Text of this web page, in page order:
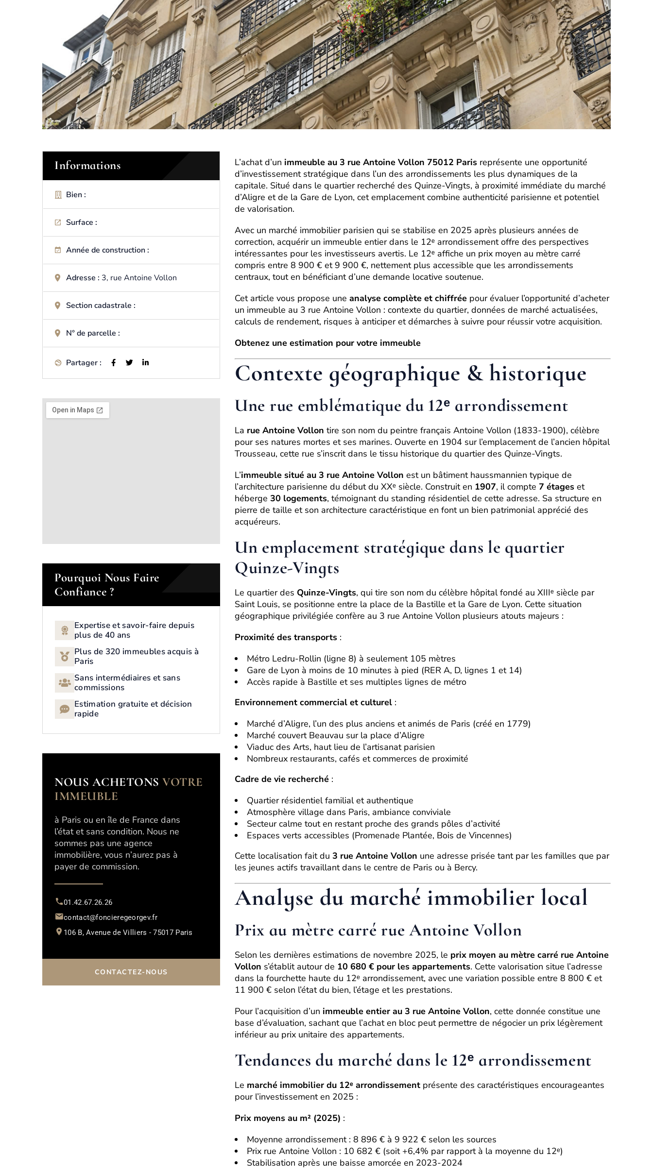
Informations
Bien :
Surface :
Année de construction :
Adresse : 3, rue Antoine Vollon
Section cadastrale :
N° de parcelle :
Partager :
Pourquoi Nous Faire
Confiance ?
Expertise et savoir-faire depuis
plus de 40 ans
Plus de 320 immeubles acquis à
Paris
Sans intermédiaires et sans
commissions
Estimation gratuite et décision
rapide
NOUS ACHETONS VOTRE
IMMEUBLE
à Paris ou en île de France dans
l’état et sans condition. Nous ne
sommes pas une agence
immobilière, vous n’aurez pas à
payer de commission.
01.42.67.26.26
contact@foncieregeorgev.fr
106 B, Avenue de Villiers - 75017 Paris
CONTACTEZ-NOUS
L’achat d’un immeuble au 3 rue Antoine Vollon 75012 Paris représente une opportunité
d’investissement stratégique dans l’un des arrondissements les plus dynamiques de la
capitale. Situé dans le quartier recherché des Quinze-Vingts, à proximité immédiate du marché
d’Aligre et de la Gare de Lyon, cet emplacement combine authenticité parisienne et potentiel
de valorisation.
Avec un marché immobilier parisien qui se stabilise en 2025 après plusieurs années de
correction, acquérir un immeuble entier dans le 12ᵉ arrondissement offre des perspectives
intéressantes pour les investisseurs avertis. Le 12ᵉ affiche un prix moyen au mètre carré
compris entre 8 900 € et 9 900 €, nettement plus accessible que les arrondissements
centraux, tout en bénéficiant d’une demande locative soutenue.
Cet article vous propose une analyse complète et chiffrée pour évaluer l’opportunité d’acheter
un immeuble au 3 rue Antoine Vollon : contexte du quartier, données de marché actualisées,
calculs de rendement, risques à anticiper et démarches à suivre pour réussir votre acquisition.
Obtenez une estimation pour votre immeuble
Contexte géographique & historique
Une rue emblématique du 12ᵉ arrondissement
La rue Antoine Vollon tire son nom du peintre français Antoine Vollon (1833-1900), célèbre
pour ses natures mortes et ses marines. Ouverte en 1904 sur l’emplacement de l’ancien hôpital
Trousseau, cette rue s’inscrit dans le tissu historique du quartier des Quinze-Vingts.
L’immeuble situé au 3 rue Antoine Vollon est un bâtiment haussmannien typique de
l’architecture parisienne du début du XXᵉ siècle. Construit en 1907, il compte 7 étages et
héberge 30 logements, témoignant du standing résidentiel de cette adresse. Sa structure en
pierre de taille et son architecture caractéristique en font un bien patrimonial apprécié des
acquéreurs.
Un emplacement stratégique dans le quartier
Quinze-Vingts
Le quartier des Quinze-Vingts, qui tire son nom du célèbre hôpital fondé au XIIIᵉ siècle par
Saint Louis, se positionne entre la place de la Bastille et la Gare de Lyon. Cette situation
géographique privilégiée confère au 3 rue Antoine Vollon plusieurs atouts majeurs :
Proximité des transports :
Métro Ledru-Rollin (ligne 8) à seulement 105 mètres
Gare de Lyon à moins de 10 minutes à pied (RER A, D, lignes 1 et 14)
Accès rapide à Bastille et ses multiples lignes de métro
Environnement commercial et culturel :
Marché d’Aligre, l’un des plus anciens et animés de Paris (créé en 1779)
Marché couvert Beauvau sur la place d’Aligre
Viaduc des Arts, haut lieu de l’artisanat parisien
Nombreux restaurants, cafés et commerces de proximité
Cadre de vie recherché :
Quartier résidentiel familial et authentique
Atmosphère village dans Paris, ambiance conviviale
Secteur calme tout en restant proche des grands pôles d’activité
Espaces verts accessibles (Promenade Plantée, Bois de Vincennes)
Cette localisation fait du 3 rue Antoine Vollon une adresse prisée tant par les familles que par
les jeunes actifs travaillant dans le centre de Paris ou à Bercy.
Analyse du marché immobilier local
Prix au mètre carré rue Antoine Vollon
Selon les dernières estimations de novembre 2025, le prix moyen au mètre carré rue Antoine
Vollon s’établit autour de 10 680 € pour les appartements. Cette valorisation situe l’adresse
dans la fourchette haute du 12ᵉ arrondissement, avec une variation possible entre 8 800 € et
11 900 € selon l’état du bien, l’étage et les prestations.
Pour l’acquisition d’un immeuble entier au 3 rue Antoine Vollon, cette donnée constitue une
base d’évaluation, sachant que l’achat en bloc peut permettre de négocier un prix légèrement
inférieur au prix unitaire des appartements.
Tendances du marché dans le 12ᵉ arrondissement
Le marché immobilier du 12ᵉ arrondissement présente des caractéristiques encourageantes
pour l’investissement en 2025 :
Prix moyens au m² (2025) :
Moyenne arrondissement : 8 896 € à 9 922 € selon les sources
Prix rue Antoine Vollon : 10 682 € (soit +6,4% par rapport à la moyenne du 12ᵉ)
Stabilisation après une baisse amorcée en 2023-2024